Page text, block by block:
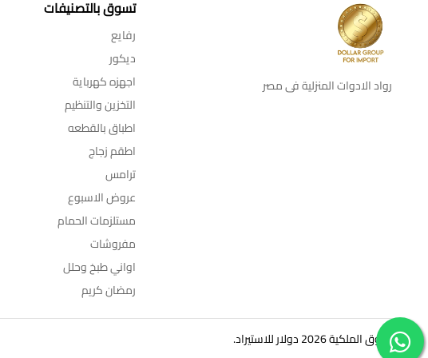
رواد الادوات المنزلية فى مصر
تسوق بالتصنيفات
رفايع
ديكور
اجهزه كهرباية
التخزين والتنظيم
اطباق بالقطعه
اطقم زجاج
ترامس
عروض الاسبوع
مستلزمات الحمام
مفروشات
اواني طبخ وحلل
رمضان كريم
© حقوق الملكية 2026 دولار للاستيراد.